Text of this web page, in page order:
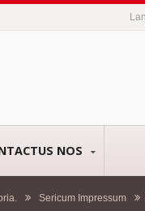
NOS
Sericum Impressum